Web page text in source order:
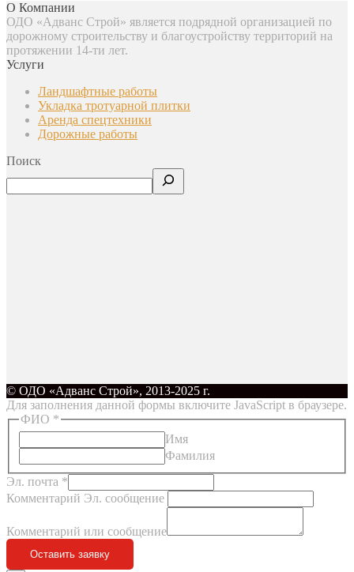
О Компании
ОДО «Адванс Строй» является подрядной организацией по
дорожному строительству и благоустройству территорий на
протяжении 14-ти лет.
Услуги
Ландшафтные работы
Укладка тротуарной плитки
Аренда спецтехники
Дорожные работы
Поиск
© ОДО «Адванс Строй», 2013-2025 г.
Для заполнения данной формы включите JavaScript в браузере.
ФИО *
Имя
Фамилия
Эл. почта *
Комментарий Эл. сообщение
Комментарий или сообщение
Оставить заявку